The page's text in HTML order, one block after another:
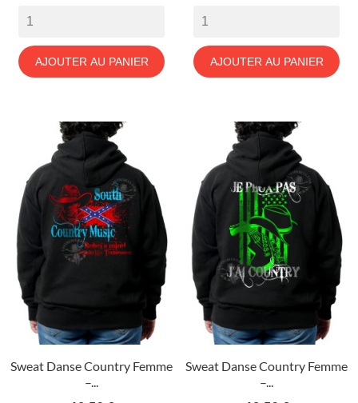
AJOUTER AU PANIER AJOUTER AU PANIER
Sweat Danse Country Femme
–...
Sweat Danse Country Femme
–...